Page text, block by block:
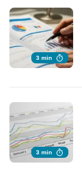
3 min
3 min